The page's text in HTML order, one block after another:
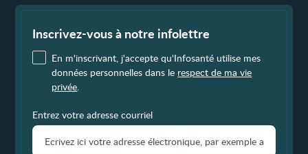
Inscrivez-vous à notre infolettre
En m'inscrivant, j'accepte qu'Infosanté utilise mes
données personnelles dans le respect de ma vie
privée.
Entrez votre adresse courriel